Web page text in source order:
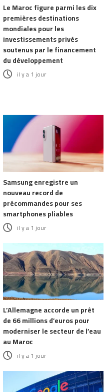
Le Maroc figure parmi les dix
premières destinations
mondiales pour les
investissements privés
soutenus par le financement
du développement
il y a 1 jour
Samsung enregistre un
nouveau record de
précommandes pour ses
smartphones pliables
il y a 1 jour
L’Allemagne accorde un prêt
de 66 millions d’euros pour
moderniser le secteur de l’eau
au Maroc
il y a 1 jour